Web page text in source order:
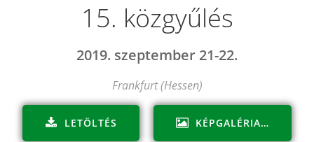
15. közgyűlés
2019. szeptember 21-22.
Frankfurt (Hessen)
LETÖLTÉS KÉPGALÉRIA…